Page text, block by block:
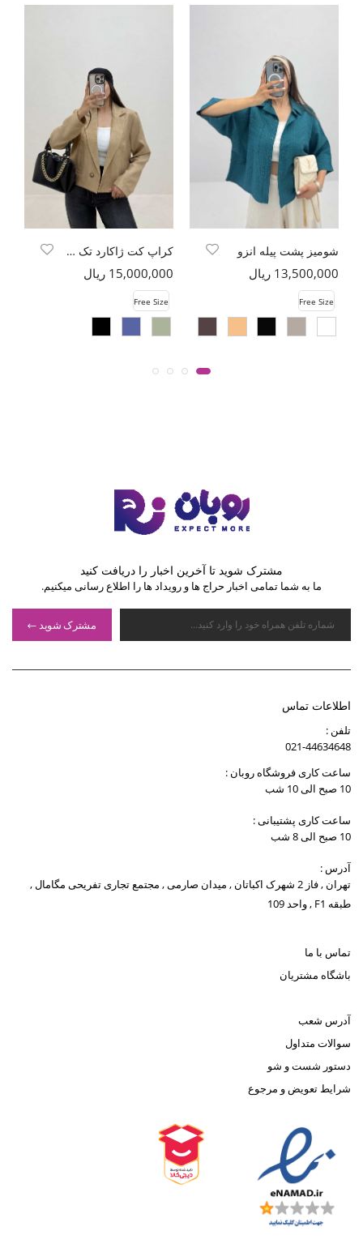
شومیز پشت پیله انزو
13,500,000 ریال
Free Size
کراپ کت ژاکارد تک دکمه طرح بتجقه
15,000,000 ریال
Free Size
مشترک شوید تا آخرین اخبار را دریافت کنید
ما به شما تمامی اخبار حراج ها و رویداد ها را اطلاع رسانی میکنیم.
مشترک شوید
اطلاعات تماس
تلفن :
021-44634648
ساعت کاری فروشگاه روبان :
10 صبح الی 10 شب
ساعت کاری پشتیبانی :
10 صبح الی 8 شب
آدرس :
تهران , فاز 2 شهرک اکباتان , میدان صارمی , مجتمع تجاری تفریحی مگامال ,
طبقه F1 , واحد 109
تماس با ما
باشگاه مشتریان
آدرس شعب
سوالات متداول
دستور شست و شو
شرایط تعویض و مرجوع